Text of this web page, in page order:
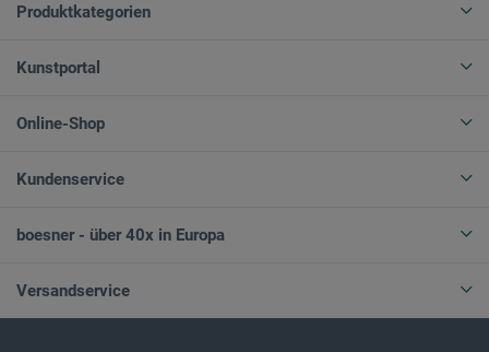
Produktkategorien
Kunstportal
Online-Shop
Kundenservice
boesner - über 40x in Europa
Versandservice